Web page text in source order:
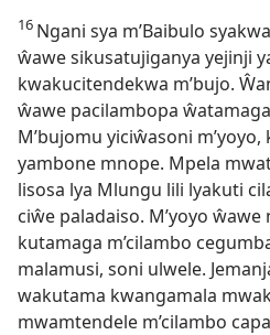
16 Ngani sya m’Baibulo
ŵawe sikusatujiganya yejinji
kwakucitendekwa m’bujo.
ŵawe pacilambopa
M’bujomu yiciŵasoni
yambone mnope. Mpela
lisosa lya Mlungu lili lyakuti
ciŵe paladaiso. M’yoyo
kutamaga m’cilambo
malamusi, soni ulwele.
wakutama kwangamala
mwamtendele m’cilambo